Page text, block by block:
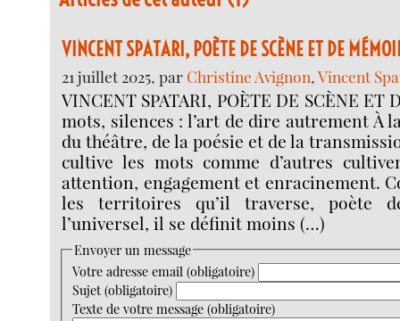
VINCENT SPATARI, POÈTE DE SCÈNE ET DE
21 juillet 2025, par Christine Avignon,Vincent
VINCENT SPATARI, POÈTE DE SCÈNE ET
mots, silences : l’art de dire autrement À
du théâtre, de la poésie et de la
cultive les mots comme d’autres
attention, engagement et enracinement.
les territoires qu’il traverse, poète
l’universel, il se définit moins (…)
Envoyer un message
Votre adresse email (obligatoire)
Sujet (obligatoire)
Texte de votre message (obligatoire)